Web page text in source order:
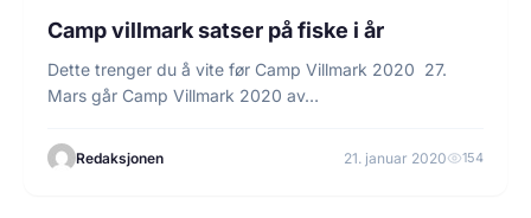
Camp villmark satser på fiske i år
Dette trenger du å vite før Camp Villmark 2020 27.
Mars går Camp Villmark 2020 av…
Redaksjonen 21. januar 2020 154